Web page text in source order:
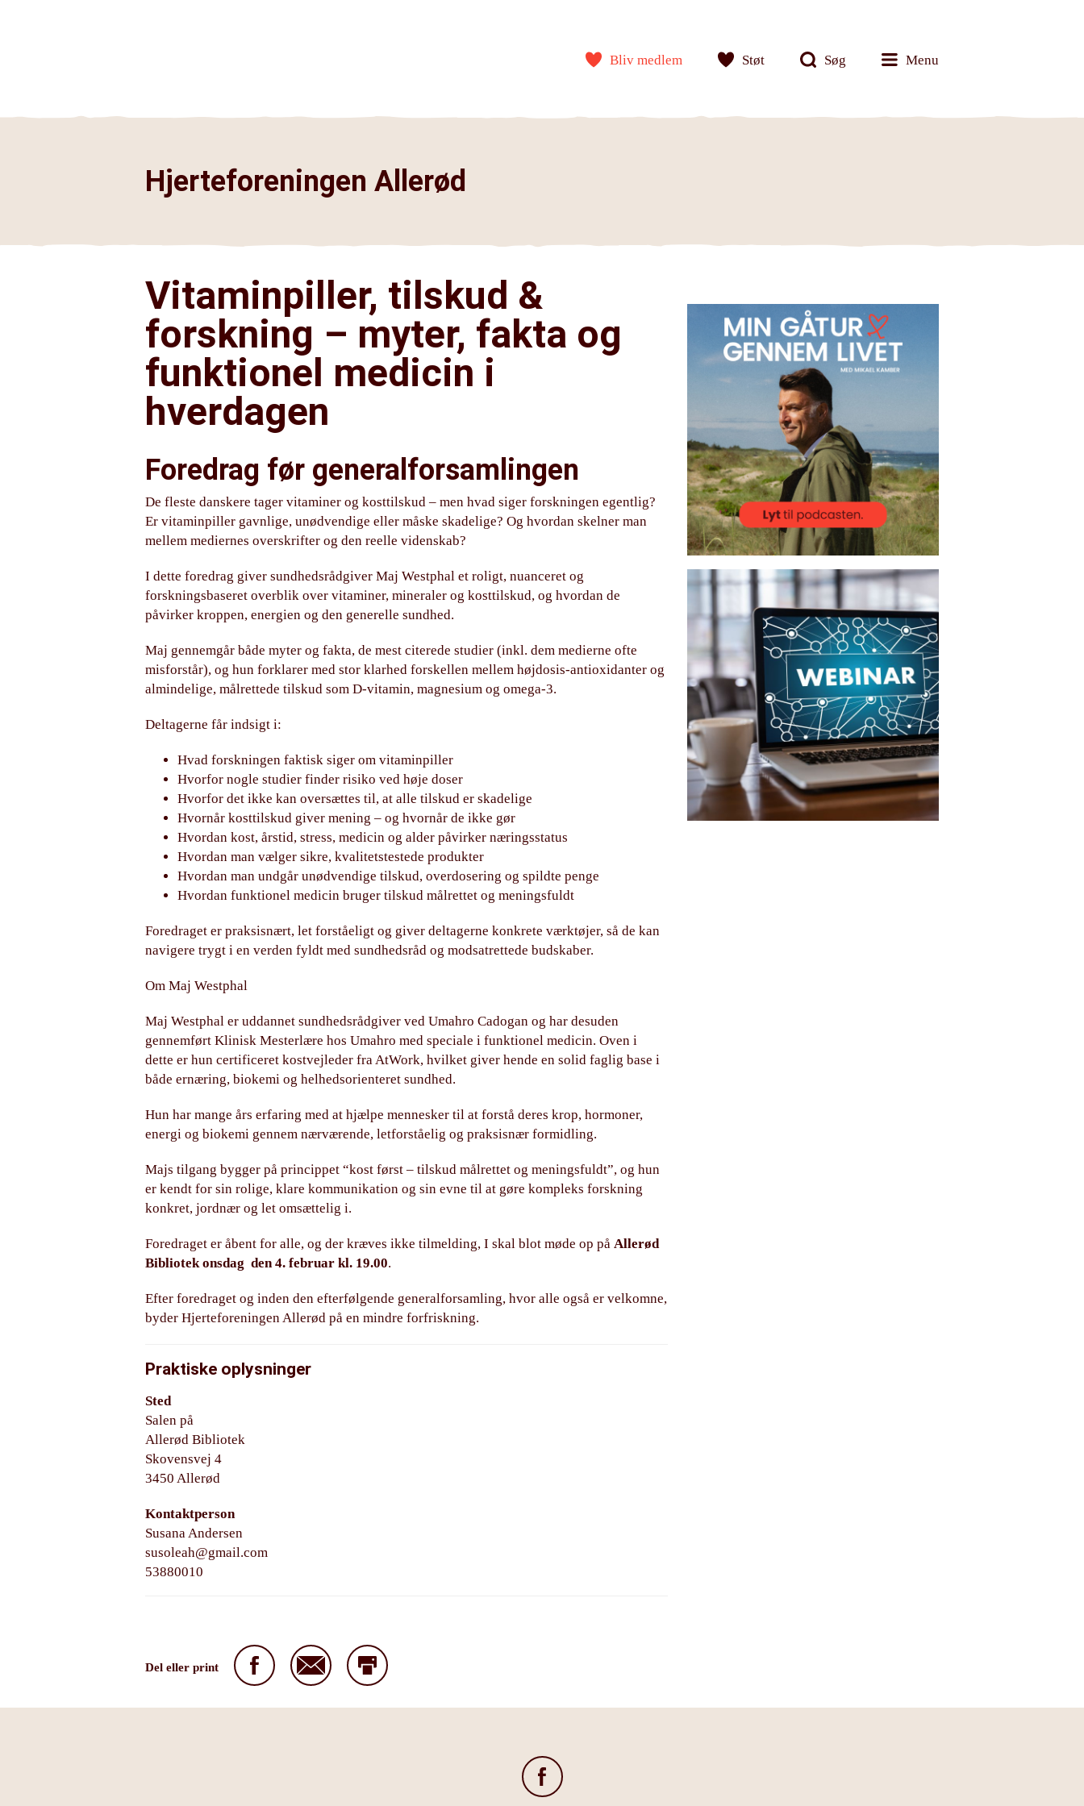
Bliv medlem Støt Søg Menu
Hjerteforeningen Allerød
Vitaminpiller, tilskud &
forskning – myter, fakta og
funktionel medicin i
hverdagen
Foredrag før generalforsamlingen
De fleste danskere tager vitaminer og kosttilskud – men hvad siger forskningen egentlig?
Er vitaminpiller gavnlige, unødvendige eller måske skadelige? Og hvordan skelner man
mellem mediernes overskrifter og den reelle videnskab?
I dette foredrag giver sundhedsrådgiver Maj Westphal et roligt, nuanceret og
forskningsbaseret overblik over vitaminer, mineraler og kosttilskud, og hvordan de
påvirker kroppen, energien og den generelle sundhed.
Maj gennemgår både myter og fakta, de mest citerede studier (inkl. dem medierne ofte
misforstår), og hun forklarer med stor klarhed forskellen mellem højdosis-antioxidanter og
almindelige, målrettede tilskud som D-vitamin, magnesium og omega-3.
Deltagerne får indsigt i:
Hvad forskningen faktisk siger om vitaminpiller
Hvorfor nogle studier finder risiko ved høje doser
Hvorfor det ikke kan oversættes til, at alle tilskud er skadelige
Hvornår kosttilskud giver mening – og hvornår de ikke gør
Hvordan kost, årstid, stress, medicin og alder påvirker næringsstatus
Hvordan man vælger sikre, kvalitetstestede produkter
Hvordan man undgår unødvendige tilskud, overdosering og spildte penge
Hvordan funktionel medicin bruger tilskud målrettet og meningsfuldt
Foredraget er praksisnært, let forståeligt og giver deltagerne konkrete værktøjer, så de kan
navigere trygt i en verden fyldt med sundhedsråd og modsatrettede budskaber.
Om Maj Westphal
Maj Westphal er uddannet sundhedsrådgiver ved Umahro Cadogan og har desuden
gennemført Klinisk Mesterlære hos Umahro med speciale i funktionel medicin. Oven i
dette er hun certificeret kostvejleder fra AtWork, hvilket giver hende en solid faglig base i
både ernæring, biokemi og helhedsorienteret sundhed.
Hun har mange års erfaring med at hjælpe mennesker til at forstå deres krop, hormoner,
energi og biokemi gennem nærværende, letforståelig og praksisnær formidling.
Majs tilgang bygger på princippet “kost først – tilskud målrettet og meningsfuldt”, og hun
er kendt for sin rolige, klare kommunikation og sin evne til at gøre kompleks forskning
konkret, jordnær og let omsættelig i.
Foredraget er åbent for alle, og der kræves ikke tilmelding, I skal blot møde op på Allerød
Bibliotek onsdag den 4. februar kl. 19.00.
Efter foredraget og inden den efterfølgende generalforsamling, hvor alle også er velkomne,
byder Hjerteforeningen Allerød på en mindre forfriskning.
Praktiske oplysninger
Sted
Salen på
Allerød Bibliotek
Skovensvej 4
3450 Allerød
Kontaktperson
Susana Andersen
susoleah@gmail.com
53880010
Del eller print